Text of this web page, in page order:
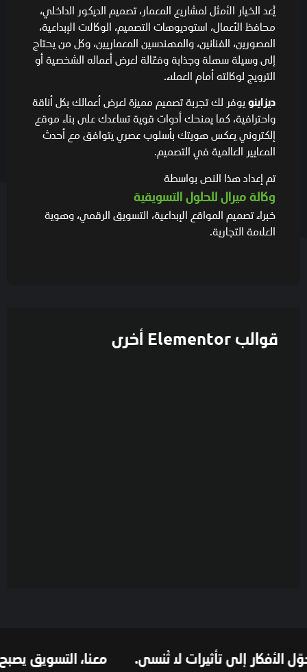
يُعد الخيار الأمثل لمشاريع المعمار، تصميم الديكور الداخلي،
محافظ الأعمال، استوديوهات التصميم، الوكالات الإبداعية،
المصورين، الفنانين، والمهندسين المعماريين، وكل من يحتاج
إلى وسيلة سهلة وجذابة وفعّالة لعرض أعماله الشخصية أو
الترويج لوكالته أمام العملاء.
ديزاينويوفر لك تجربة تصميم مميزة لعرض أعمالك بكل أناقة
واحترافية، كما يمنحك أدوات قوية تساعدك على بناء موقع
إلكتروني يعكس هويتك بأسلوب عصري يتوافق مع أحدث
المعايير العالمية في التصميم.
تم إعداد هذا النص بواسطة
وكالة ميرال للحلول التسويقية
خبراء تصميم المواقع الإبداعية، التسويق الرقمي، وهوية
العلامة التجارية.
قوالب Elementor أخرى
معنا، التسويق يصبح إلى تأثيرات لا تُنسى.